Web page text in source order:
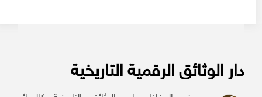
دار الوثائق الرقمية التاريخية